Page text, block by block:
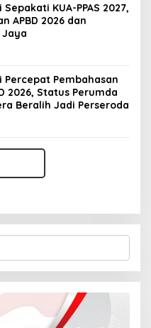
Sepakati KUA-PPAS 2027,
APBD 2026 dan
Jaya
Percepat Pembahasan
2026, Status Perumda
Beralih Jadi Perseroda